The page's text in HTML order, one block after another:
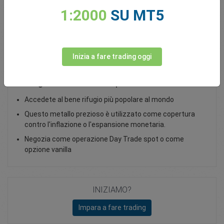
Accedete al bene rifugio più popolare al mondo
Questo metallo prezioso è utilizzato come copertura
contro l'inflazione o l'espansione monetaria.
Negozia come operazione Day Trade spot o come
opzione vanilla
INIZIAMO?
Impara a fare trading
1:2000 SU MT5
Inizia a fare trading oggi